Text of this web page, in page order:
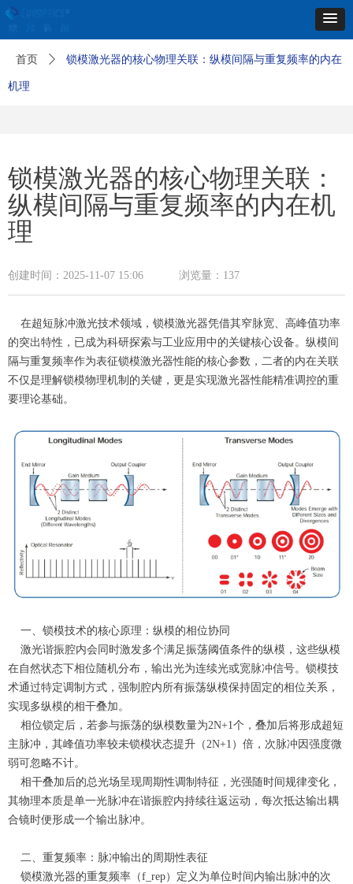
锁模激光器的核心物理关联：
纵模间隔与重复频率的内在机
理
在超短脉冲激光技术领域，锁模激光器凭借其窄脉宽、高峰值功率
的突出特性，已成为科研探索与工业应用中的关键核心设备。纵模间
隔与重复频率作为表征锁模激光器性能的核心参数，二者的内在关联
不仅是理解锁模物理机制的关键，更是实现激光器性能精准调控的重
要理论基础。
一、锁模技术的核心原理：纵模的相位协同
激光谐振腔内会同时激发多个满足振荡阈值条件的纵模，这些纵模
在自然状态下相位随机分布，输出光为连续光或宽脉冲信号。锁模技
术通过特定调制方式，强制腔内所有振荡纵模保持固定的相位关系，
实现多纵模的相干叠加。
相位锁定后，若参与振荡的纵模数量为2N+1个，叠加后将形成超短
主脉冲，其峰值功率较未锁模状态提升（2N+1）倍，次脉冲因强度微
弱可忽略不计。
相干叠加后的总光场呈现周期性调制特征，光强随时间规律变化，
其物理本质是单一光脉冲在谐振腔内持续往返运动，每次抵达输出耦
合镜时便形成一个输出脉冲。
二、重复频率：脉冲输出的周期性表征
锁模激光器的重复频率（f_rep）定义为单位时间内输出脉冲的次
创建时间： 2025-11-07 15:06 浏览量： 137
首页 ꄲ 锁模激光器的核心物理关联：纵模间隔与重复频率的内在
机理